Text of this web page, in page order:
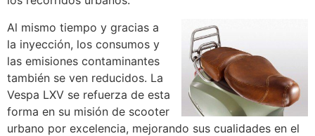
Al mismo tiempo y gracias a
la inyección, los consumos y
las emisiones contaminantes
también se ven reducidos. La
Vespa LXV se refuerza de esta
forma en su misión de scooter
urbano por excelencia, mejorando sus cualidades en el